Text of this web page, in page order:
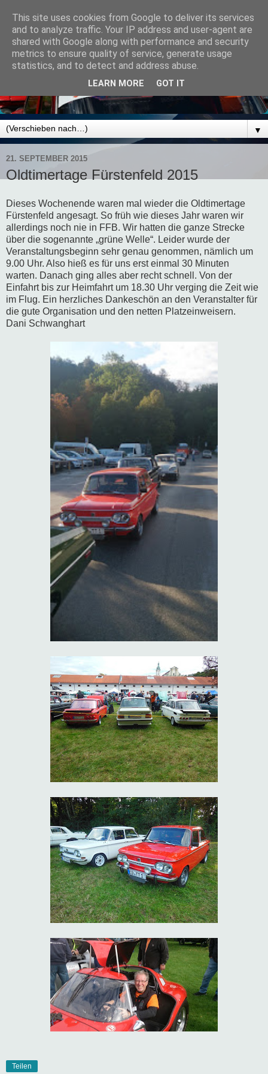
▼
21. SEPTEMBER 2015
Oldtimertage Fürstenfeld 2015
Dieses Wochenende waren mal wieder die Oldtimertage
Fürstenfeld angesagt. So früh wie dieses Jahr waren wir
allerdings noch nie in FFB. Wir hatten die ganze Strecke
über die sogenannte „grüne Welle“. Leider wurde der
Veranstaltungsbeginn sehr genau genommen, nämlich um
9.00 Uhr. Also hieß es für uns erst einmal 30 Minuten
warten. Danach ging alles aber recht schnell. Von der
Einfahrt bis zur Heimfahrt um 18.30 Uhr verging die Zeit wie
im Flug. Ein herzliches Dankeschön an den Veranstalter für
die gute Organisation und den netten Platzeinweisern.
Dani Schwanghart
Teilen
This site uses cookies from Google to deliver its services
and to analyze traffic. Your IP address and user-agent are
shared with Google along with performance and security
metrics to ensure quality of service, generate usage
statistics, and to detect and address abuse.
LEARN MORE GOT IT